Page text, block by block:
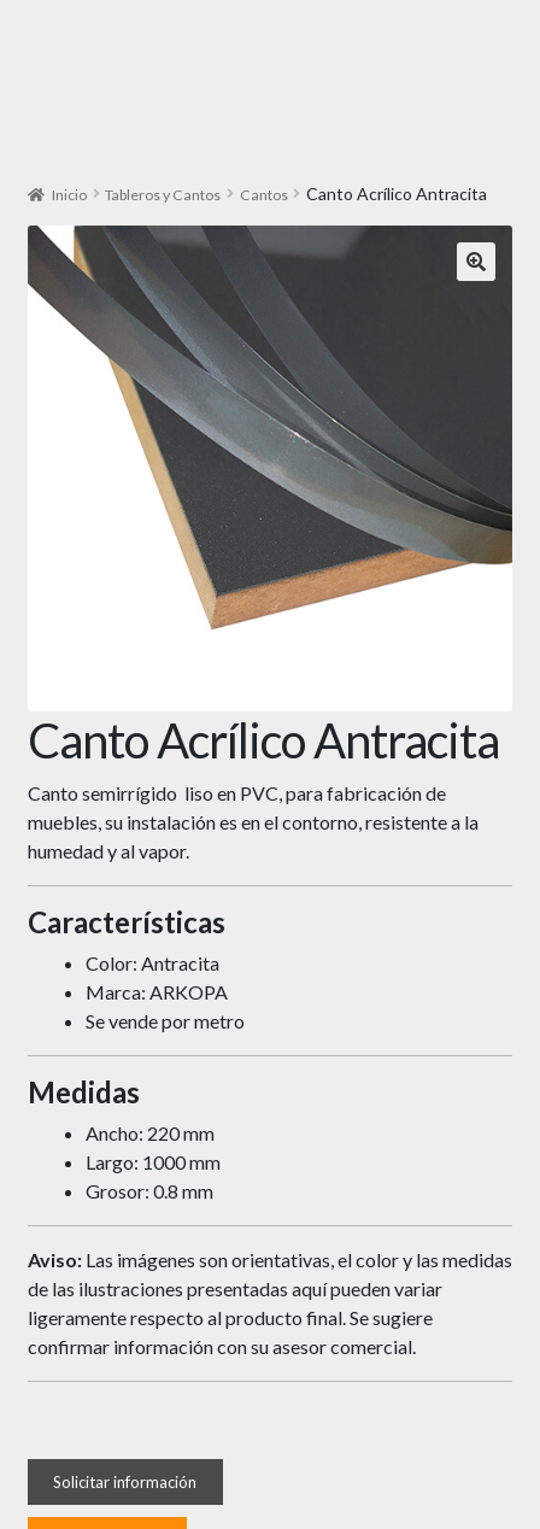
Inicio Tableros y Cantos Cantos Canto Acrílico Antracita
Canto Acrílico Antracita
Canto semirrígido liso en PVC, para fabricación de
muebles, su instalación es en el contorno, resistente a la
humedad y al vapor.
Características
Color: Antracita
Marca: ARKOPA
Se vende por metro
Medidas
Ancho: 220 mm
Largo: 1000 mm
Grosor: 0.8 mm
Aviso:Las imágenes son orientativas, el color y las medidas
de las ilustraciones presentadas aquí pueden variar
ligeramente respecto al producto final. Se sugiere
confirmar información con su asesor comercial.